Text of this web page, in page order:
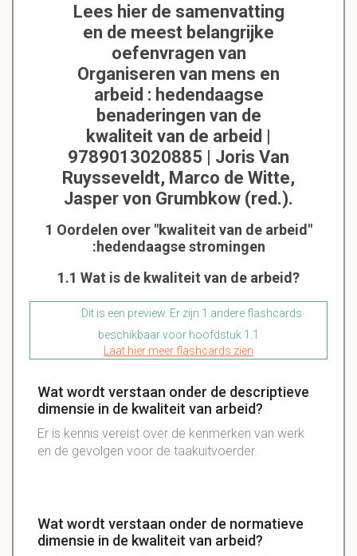
Lees hier de samenvatting
en de meest belangrijke
oefenvragen van
Organiseren van mens en
arbeid : hedendaagse
benaderingen van de
kwaliteit van de arbeid |
9789013020885 | Joris Van
Ruysseveldt, Marco de Witte,
Jasper von Grumbkow (red.).
1 Oordelen over "kwaliteit van de arbeid"
:hedendaagse stromingen
1.1 Wat is de kwaliteit van de arbeid?
Dit is een preview. Er zijn 1 andere flashcards
beschikbaar voor hoofdstuk 1.1
Laat hier meer flashcards zien
Wat wordt verstaan onder de descriptieve
dimensie in de kwaliteit van arbeid?
Er is kennis vereist over de kenmerken van werk
en de gevolgen voor de taakuitvoerder.
Wat wordt verstaan onder de normatieve
dimensie in de kwaliteit van arbeid?